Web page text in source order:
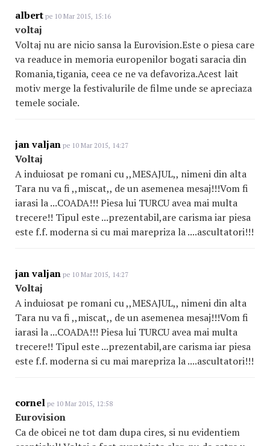
albert pe 10 Mar 2015, 15:16
voltaj
Voltaj nu are nicio sansa la Eurovision.Este o piesa care
va readuce in memoria europenilor bogati saracia din
Romania,tigania, ceea ce ne va defavoriza.Acest lait
motiv merge la festivalurile de filme unde se apreciaza
temele sociale.
jan valjan pe 10 Mar 2015, 14:27
Voltaj
A induiosat pe romani cu ,,MESAJUL,, nimeni din alta
Tara nu va fi ,,miscat,, de un asemenea mesaj!!!Vom fi
iarasi la ...COADA!!! Piesa lui TURCU avea mai multa
trecere!! Tipul este ...prezentabil,are carisma iar piesa
este f.f. moderna si cu mai marepriza la ....ascultatori!!!
jan valjan pe 10 Mar 2015, 14:27
Voltaj
A induiosat pe romani cu ,,MESAJUL,, nimeni din alta
Tara nu va fi ,,miscat,, de un asemenea mesaj!!!Vom fi
iarasi la ...COADA!!! Piesa lui TURCU avea mai multa
trecere!! Tipul este ...prezentabil,are carisma iar piesa
este f.f. moderna si cu mai marepriza la ....ascultatori!!!
cornel pe 10 Mar 2015, 12:58
Eurovision
Ca de obicei ne tot dam dupa cires, si nu evidentiem